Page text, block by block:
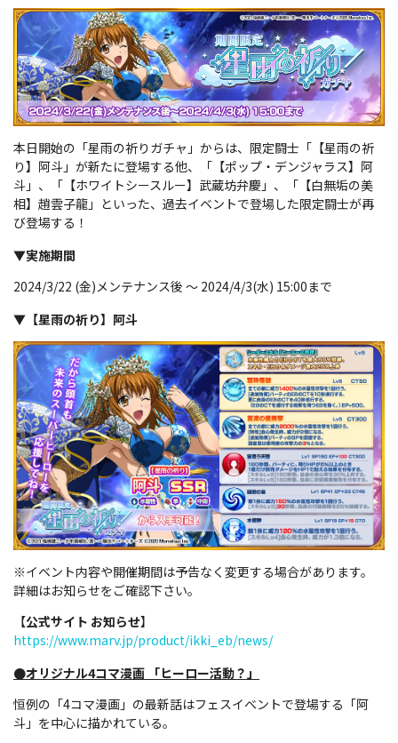
本日開始の「星雨の祈りガチャ」からは、限定闘士「【星雨の祈
り】阿斗」が新たに登場する他、「【ポップ・デンジャラス】阿
斗」、「【ホワイトシースルー】武蔵坊弁慶」、「【白無垢の美
相】趙雲子龍」といった、過去イベントで登場した限定闘士が再
び登場する！
▼実施期間
2024/3/22 (金)メンテナンス後 ～ 2024/4/3(水) 15:00まで
▼ 【星雨の祈り】阿斗
※イベント内容や開催期間は予告なく変更する場合があります。
詳細はお知らせをご確認下さい。
【公式サイト お知らせ】
https://www.marv.jp/product/ikki_eb/news/
●オリジナル4コマ漫画 「ヒーロー活動？」
恒例の「4コマ漫画」の最新話はフェスイベントで登場する「阿
斗」を中心に描かれている。